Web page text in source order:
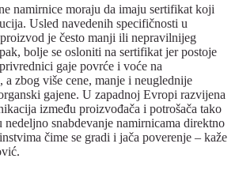
namirnice moraju da imaju sertifikat koji
Usled navedenih specifičnosti u
je često manji ili nepravilnijeg
bolje se osloniti na sertifikat jer postoje
gaje povrće i voće na
a zbog više cene, manje i neuglednije
gajene. U zapadnoj Evropi razvijena
između proizvođača i potrošača tako
nedeljno snabdevanje namirnicama direktno
čime se gradi i jača poverenje – kaže